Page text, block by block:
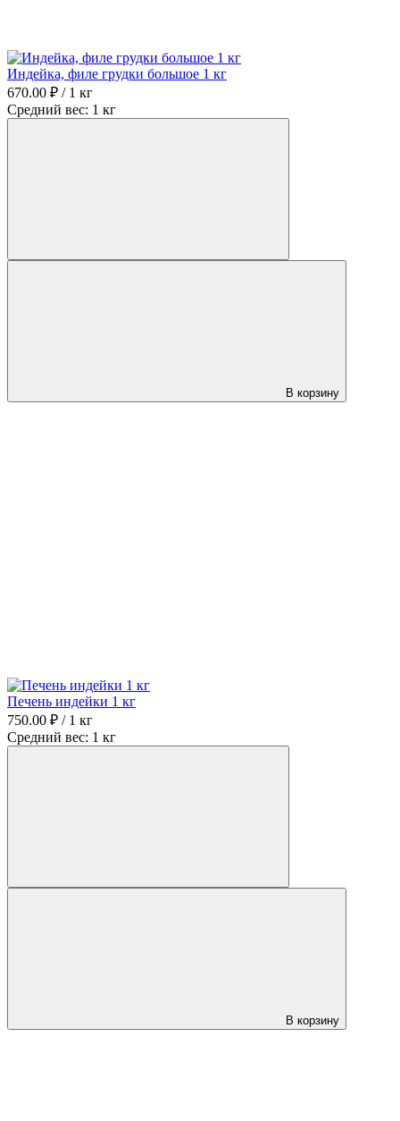
Индейка, филе грудки большое 1 кг
670.00 ₽ / 1 кг
Средний вес: 1 кг
В корзину
Печень индейки 1 кг
750.00 ₽ / 1 кг
Средний вес: 1 кг
В корзину